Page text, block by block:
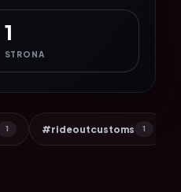
1
STRONA
1 #rideoutcustoms 1